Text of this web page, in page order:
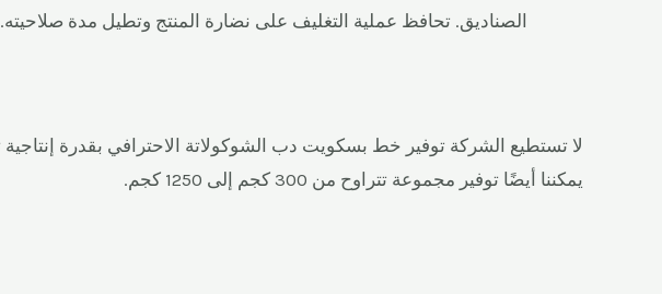
الصناديق. تحافظ عملية التغليف على نضارة المنتج وتطيل مدة صلاحيته.
يمكننا أيضًا توفير مجموعة تتراوح من 300 كجم إلى 1250 كجم.